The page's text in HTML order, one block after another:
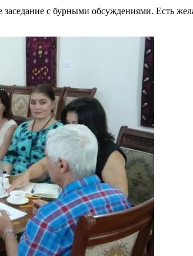
с бурными обсуждениями. Есть